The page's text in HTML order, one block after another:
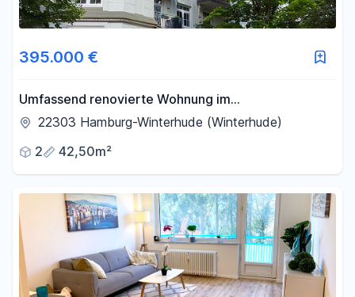
395.000 €
Umfassend renovierte Wohnung im
Jugendstilgebäude, provisionsfrei
22303 Hamburg-Winterhude (Winterhude)
2
42,50m²